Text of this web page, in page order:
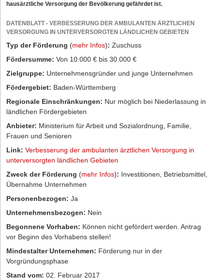
hausärztliche Versorgung der Bevölkerung gefährdet ist.
DATENBLATT - VERBESSERUNG DER AMBULANTEN ÄRZTLICHEN
VERSORGUNG IN UNTERVERSORGTEN LÄNDLICHEN GEBIETEN
Typ der Förderung (mehr Infos): Zuschuss
Fördersumme: Von 10.000 € bis 30.000 €
Zielgruppe: Unternehmensgründer und junge Unternehmen
Fördergebiet: Baden-Württemberg
Regionale Einschränkungen: Nur möglich bei Niederlassung in
ländlichen Fördergebieten
Anbieter: Ministerium für Arbeit und Sozialordnung, Familie,
Frauen und Senioren
Link: Verbesserung der ambulanten ärztlichen Versorgung in
unterversorgten ländlichen Gebieten
Zweck der Förderung (mehr Infos): Investitionen, Betriebsmittel,
Übernahme Unternehmen
Personenbezogen: Ja
Unternehmensbezogen: Nein
Begonnene Vorhaben: Können nicht gefördert werden. Antrag
vor Beginn des Vorhabens stellen!
Mindestalter Unternehmen: Förderung nur in der
Vorgründungsphase
Stand vom: 02. Februar 2017